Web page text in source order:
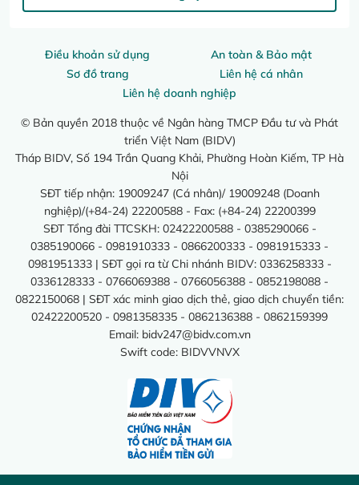
Điều khoản sử dụng
An toàn & Bảo mật
Sơ đồ trang
Liên hệ cá nhân
Liên hệ doanh nghiệp
© Bản quyền 2018 thuộc về Ngân hàng TMCP Đầu tư và Phát
triển Việt Nam (BIDV)
Tháp BIDV, Số 194 Trần Quang Khải, Phường Hoàn Kiếm, TP Hà
Nội
SĐT tiếp nhận: 19009247 (Cá nhân)/ 19009248 (Doanh
nghiệp)/(+84-24) 22200588 - Fax: (+84-24) 22200399
SĐT Tổng đài TTCSKH: 02422200588 - 0385290066 -
0385190066 - 0981910333 - 0866200333 - 0981915333 -
0981951333 | SĐT gọi ra từ Chi nhánh BIDV: 0336258333 -
0336128333 - 0766069388 - 0766056388 - 0852198088 -
0822150068 | SĐT xác minh giao dịch thẻ, giao dịch chuyển tiền:
02422200520 - 0981358335 - 0862136388 - 0862159399
Email: bidv247@bidv.com.vn
Swift code: BIDVVNVX